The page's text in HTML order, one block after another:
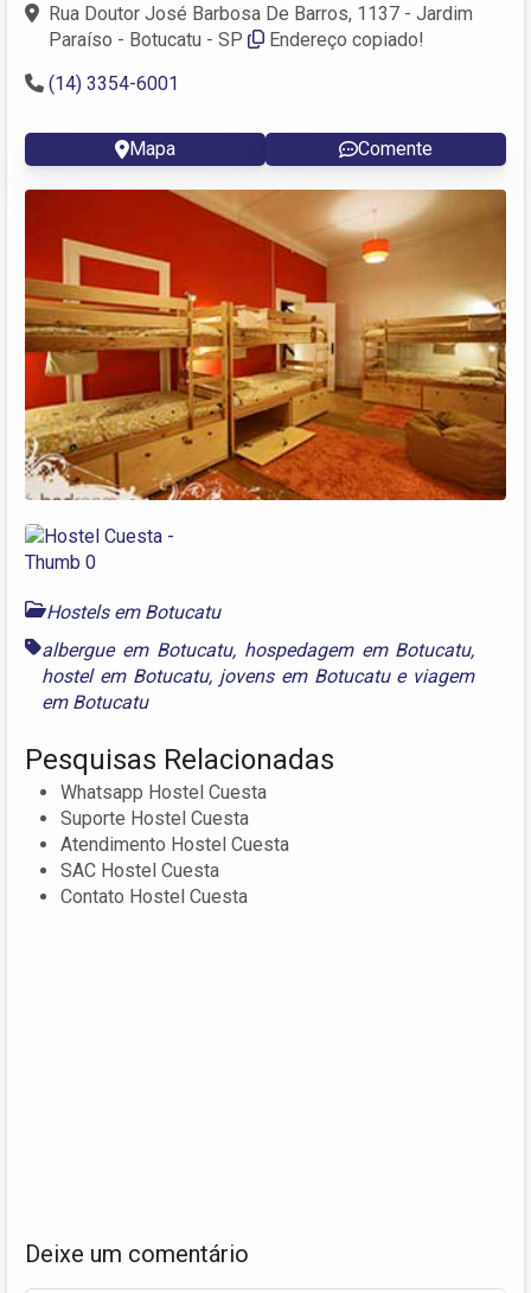
Rua Doutor José Barbosa De Barros, 1137 - Jardim
Paraíso - Botucatu - SP
Endereço copiado!
(14) 3354-6001
Mapa Comente
Hostels em Botucatu
albergue em Botucatu, hospedagem em Botucatu,
hostel em Botucatu, jovens em Botucatue viagem
em Botucatu
Pesquisas Relacionadas
Whatsapp Hostel Cuesta
Suporte Hostel Cuesta
Atendimento Hostel Cuesta
SAC Hostel Cuesta
Contato Hostel Cuesta
Deixe um comentário